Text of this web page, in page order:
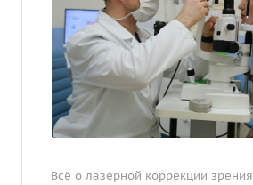
Всё о лазерной коррекции зрения